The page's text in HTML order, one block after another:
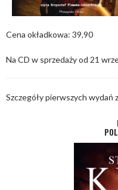
Cena okładkowa: 39,90
Na CD w sprzedaży od 21
Szczegóły pierwszych wydań